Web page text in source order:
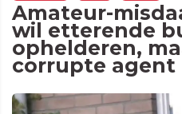
Amateur-
wil etterende
ophelderen,
corrupte agent